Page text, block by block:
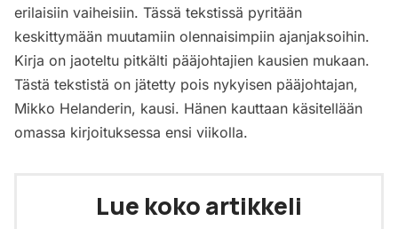
erilaisiin vaiheisiin. Tässä tekstissä pyritään
keskittymään muutamiin olennaisimpiin ajanjaksoihin.
Kirja on jaoteltu pitkälti pääjohtajien kausien mukaan.
Tästä tekstistä on jätetty pois nykyisen pääjohtajan,
Mikko Helanderin, kausi. Hänen kauttaan käsitellään
omassa kirjoituksessa ensi viikolla.
Lue koko artikkeli